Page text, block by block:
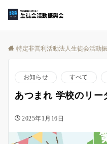
特定非営利活動法人生徒会活動
お知らせ すべて
あつまれ 学校のリー
2025年1月16日